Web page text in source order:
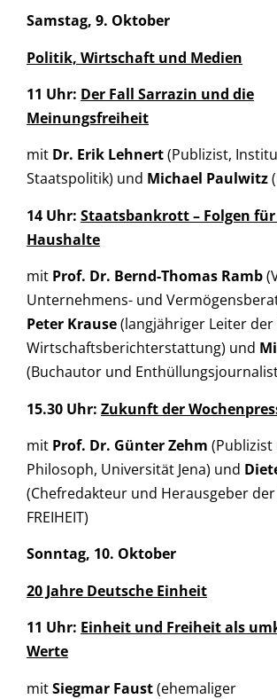
Samstag, 9. Oktober
Politik, Wirtschaft und Medien
11 Uhr: Der Fall Sarrazin und die
Meinungsfreiheit
mit Dr. Erik Lehnert(Publizist,
Staatspolitik) und Michael Paulwitz
14 Uhr: Staatsbankrott – Folgen für
Haushalte
mit Prof. Dr. Bernd-Thomas Ramb
Unternehmens- und
Peter Krause(langjähriger Leiter der
Wirtschaftsberichterstattung) und
(Buchautor und
15.30 Uhr: Zukunft der
mit Prof. Dr. Günter Zehm (Publizist
Philosoph, Universität Jena) und
(Chefredakteur und Herausgeber der
FREIHEIT)
Sonntag, 10. Oktober
20 Jahre Deutsche Einheit
11 Uhr: Einheit und Freiheit als
Werte
mitSiegmar Faust(ehemaliger